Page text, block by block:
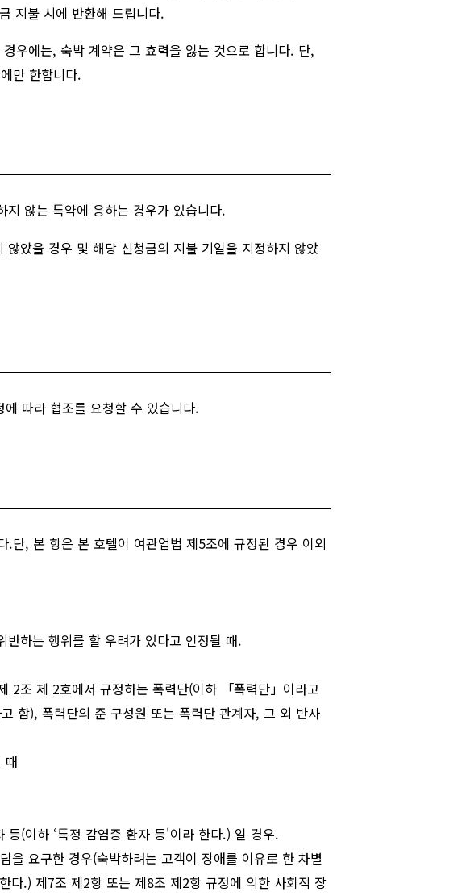
지불 시에 반환해 드립니다.
우에는, 숙박 계약은 그 효력을 잃는 것으로 합니다. 단,
만 한합니다.
않는 특약에 응하는 경우가 있습니다.
았을 경우 및 해당 신청금의 지불 기일을 지정하지 않았
따라 협조를 요청할 수 있습니다.
단, 본 항은 본 호텔이 여관업법 제5조에 규정된 경우 이외
하는 행위를 할 우려가 있다고 인정될 때.
2조 제 2호에서 규정하는 폭력단(이하 「폭력단」이라고
함), 폭력단의 준 구성원 또는 폭력단 관계자, 그 외 반사
때
(이하 ‘특정 감염증 환자 등'이라 한다.) 일 경우.
을 요구한 경우(숙박하려는 고객이 장애를 이유로 한 차별
다.) 제7조 제2항 또는 제8조 제2항 규정에 의한 사회적 장